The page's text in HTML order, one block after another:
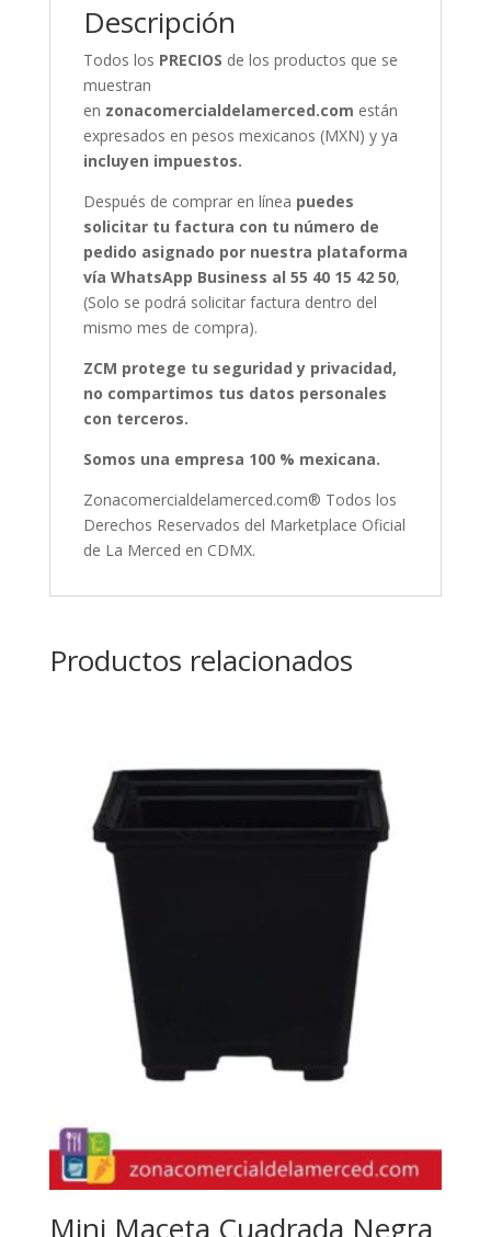
Descripción
Todos los PRECIOS de los productos que se
muestran
en zonacomercialdelamerced.com están
expresados en pesos mexicanos (MXN) y ya
incluyen impuestos.
Después de comprar en línea puedes
solicitar tu factura con tu número de
pedido asignado por nuestra plataforma
vía WhatsApp Business al 55 40 15 42 50,
(Solo se podrá solicitar factura dentro del
mismo mes de compra).
ZCM protege tu seguridad y privacidad,
no compartimos tus datos personales
con terceros.
Somos una empresa 100 % mexicana.
Zonacomercialdelamerced.com® Todos los
Derechos Reservados del Marketplace Oficial
de La Merced en CDMX.
Productos relacionados
Mini Maceta Cuadrada Negra